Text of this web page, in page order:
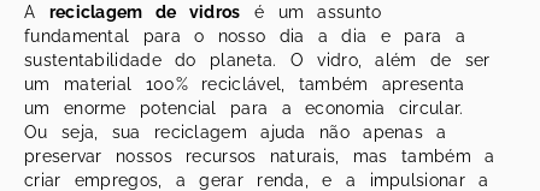
A reciclagem de vidros é um assunto
fundamental para o nosso dia a dia e para a
sustentabilidade do planeta. O vidro, além de ser
um material 100% reciclável, também apresenta
um enorme potencial para a economia circular.
Ou seja, sua reciclagem ajuda não apenas a
preservar nossos recursos naturais, mas também a
criar empregos, a gerar renda, e a impulsionar a